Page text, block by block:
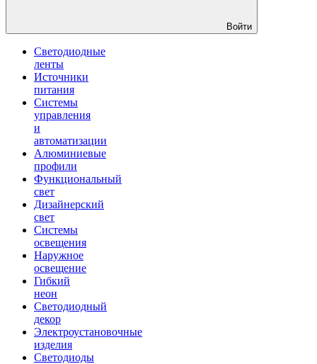
Войти
Светодиодные
ленты
Источники
питания
Системы
управления
и
автоматизации
Алюминиевые
профили
Функциональный
свет
Дизайнерский
свет
Системы
освещения
Наружное
освещение
Гибкий
неон
Светодиодный
декор
Электроустановочные
изделия
Светодиоды